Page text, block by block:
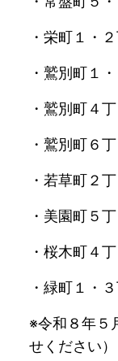
・栄町１・
・鷲別町１
・鷲別町４
・鷲別町６
・若草町２
・美園町５
・桜木町４
・緑町１・
※令和８年５
せください）